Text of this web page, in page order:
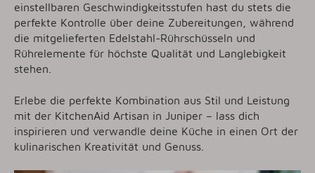
einstellbaren Geschwindigkeitsstufen hast du stets die
perfekte Kontrolle über deine Zubereitungen, während
die mitgelieferten Edelstahl-Rührschüsseln und
Rührelemente für höchste Qualität und Langlebigkeit
stehen.
Erlebe die perfekte Kombination aus Stil und Leistung
mit der KitchenAid Artisan in Juniper – lass dich
inspirieren und verwandle deine Küche in einen Ort der
kulinarischen Kreativität und Genuss.